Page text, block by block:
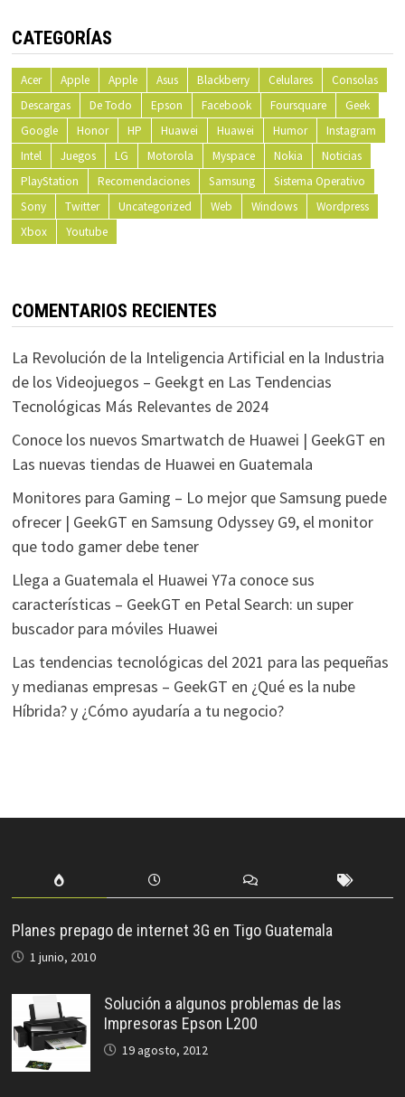
CATEGORÍAS
Acer Apple Apple Asus Blackberry Celulares
Consolas
Descargas
De Todo Epson Facebook Foursquare
Geek
Google
Honor HP Huawei Huawei Humor
Instagram
Intel
Juegos LG Motorola Myspace Nokia
Noticias
PlayStation
Recomendaciones Samsung
Sistema Operativo
Sony
Twitter Uncategorized Web Windows
Wordpress
Xbox
Youtube
COMENTARIOS RECIENTES
La Revolución de la Inteligencia Artificial en la Industria
de los Videojuegos – Geekgten Las Tendencias
Tecnológicas Más Relevantes de 2024
Conoce los nuevos Smartwatch de Huawei | GeekGT en
Las nuevas tiendas de Huawei en Guatemala
Monitores para Gaming – Lo mejor que Samsung puede
ofrecer | GeekGT en Samsung Odyssey G9, el monitor
que todo gamer debe tener
Llega a Guatemala el Huawei Y7a conoce sus
características – GeekGT en Petal Search: un super
buscador para móviles Huawei
Las tendencias tecnológicas del 2021 para las pequeñas
y medianas empresas – GeekGT en ¿Qué es la nube
Híbrida? y ¿Cómo ayudaría a tu negocio?
Planes prepago de internet 3G en Tigo Guatemala
1 junio, 2010
Solución a algunos problemas de las
Impresoras Epson L200
19 agosto, 2012